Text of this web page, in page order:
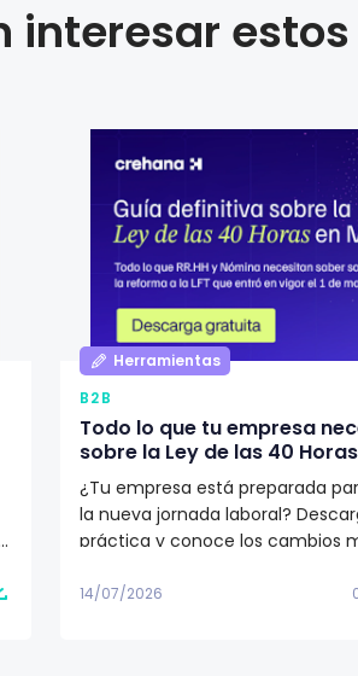
interesar
Herramientas
B2B
Todo lo que tu empresa
sobre la Ley de las 40 Horas
¿Tu empresa está preparada
la nueva jornada laboral?
práctica y conoce los cambios
calendario de implementación
14/07/2026